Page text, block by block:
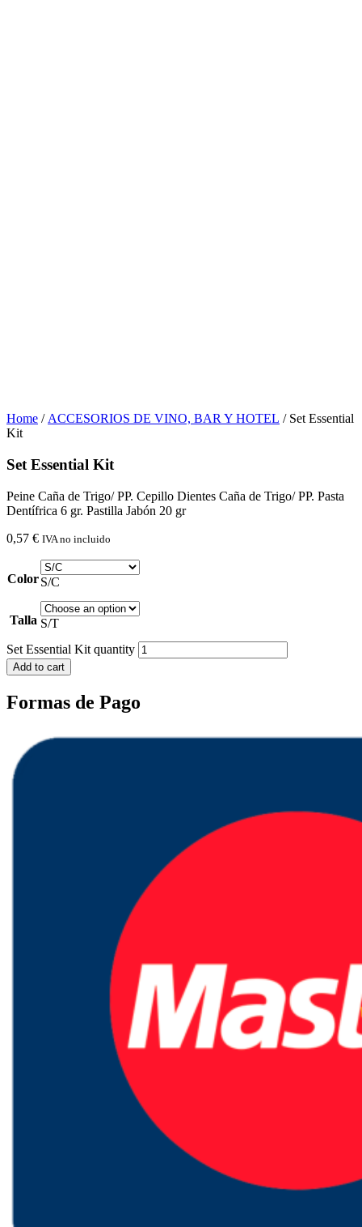
Home /ACCESORIOS DE VINO, BAR Y HOTEL / Set Essential
Kit
Set Essential Kit
Peine Caña de Trigo/ PP. Cepillo Dientes Caña de Trigo/ PP. Pasta
Dentífrica 6 gr. Pastilla Jabón 20 gr
0,57 € IVA no incluido
ColorS/C
Talla S/T
Set Essential Kit quantity
Add to cart
Formas de Pago